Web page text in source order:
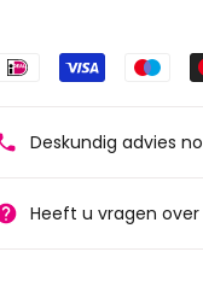
Deskundig advies
Heeft u vragen